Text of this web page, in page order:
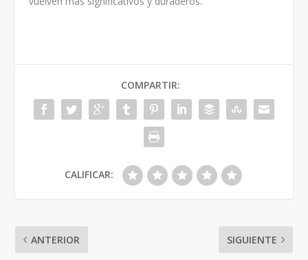
COMPARTIR:
CALIFICAR:
ANTERIOR SIGUIENTE